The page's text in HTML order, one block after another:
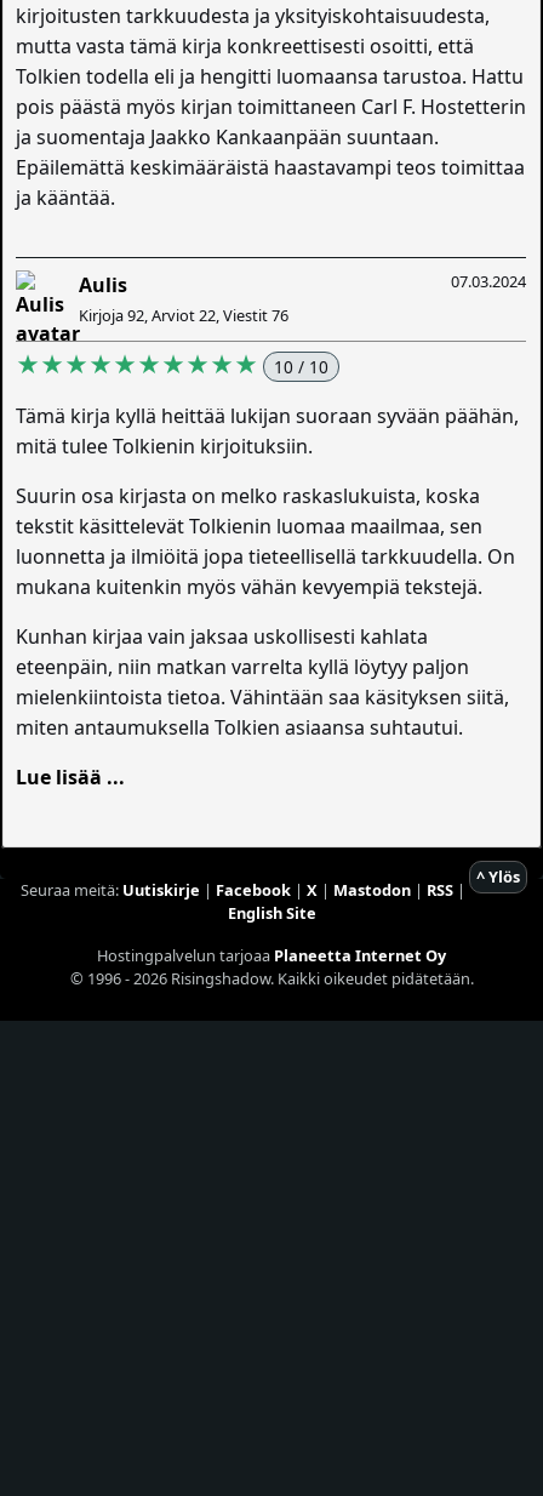
kirjoitusten tarkkuudesta ja yksityiskohtaisuudesta,
mutta vasta tämä kirja konkreettisesti osoitti, että
Tolkien todella eli ja hengitti luomaansa tarustoa. Hattu
pois päästä myös kirjan toimittaneen Carl F. Hostetterin
ja suomentaja Jaakko Kankaanpään suuntaan.
Epäilemättä keskimääräistä haastavampi teos toimittaa
ja kääntää.
07.03.2024
Aulis
Kirjoja 92, Arviot 22, Viestit 76
★★★★★★★★★★ 10 / 10
Tämä kirja kyllä heittää lukijan suoraan syvään päähän,
mitä tulee Tolkienin kirjoituksiin.
Suurin osa kirjasta on melko raskaslukuista, koska
tekstit käsittelevät Tolkienin luomaa maailmaa, sen
luonnetta ja ilmiöitä jopa tieteellisellä tarkkuudella. On
mukana kuitenkin myös vähän kevyempiä tekstejä.
Kunhan kirjaa vain jaksaa uskollisesti kahlata
eteenpäin, niin matkan varrelta kyllä löytyy paljon
mielenkiintoista tietoa. Vähintään saa käsityksen siitä,
miten antaumuksella Tolkien asiaansa suhtautui.
Lue lisää ...
^ Ylös
Seuraa meitä: Uutiskirje | Facebook| X | Mastodon| RSS|
English Site
Hostingpalvelun tarjoaa Planeetta Internet Oy
© 1996 - 2026 Risingshadow. Kaikki oikeudet pidätetään.